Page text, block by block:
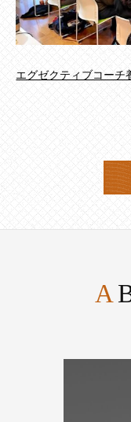
エグゼクティブコーチ